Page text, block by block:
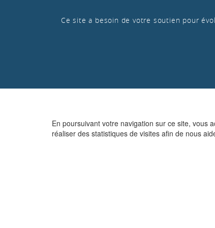
En poursuivant votre navigation sur ce site, vous
réaliser des statistiques de visites afin de nous
Ce site a besoin de votre soutien pour